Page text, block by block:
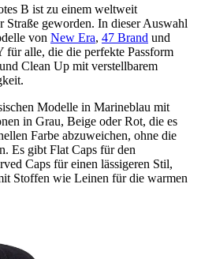
B ist zu einem weltweit
Straße geworden. In dieser Auswahl
von New Era, 47 Brand und
alle, die die perfekte Passform
Clean Up mit verstellbarem
Modelle in Marineblau mit
in Grau, Beige oder Rot, die es
Farbe abzuweichen, ohne die
Es gibt Flat Caps für den
Caps für einen lässigeren Stil,
Stoffen wie Leinen für die warmen